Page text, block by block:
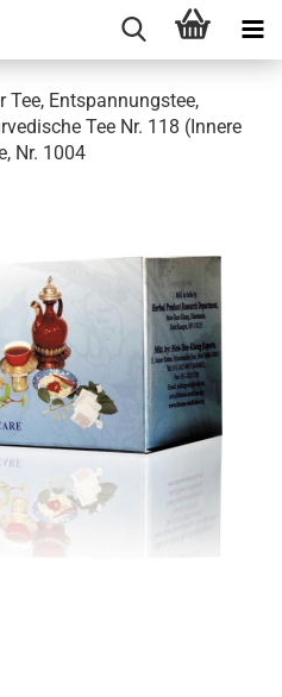
Tee, Entspannungstee,
Tee Nr. 118 (Innere
Nr. 1004